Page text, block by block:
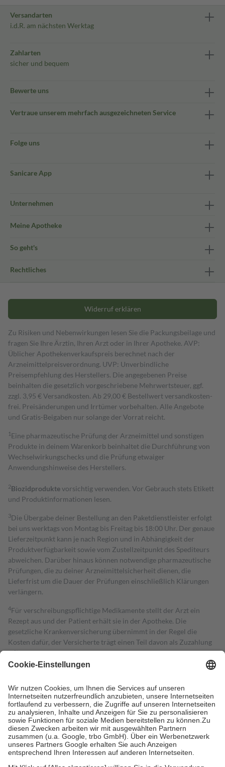
Versandarten
i.d.R. am nächsten Werktag
Zahlarten
sicher und bequem
Bewerte uns
Vertraue unserem mehrfach ausgezeichneten Service
Folge uns
Sanicare App
Unternehmen
Meine Apotheke
So geht's
Rechtliches
Widerruf erklären
Zu Risiken und Nebenwirkungen lesen Sie die Packungsbeilage und
fragen Sie Ihre Ärztin, Ihren Arzt oder in Ihrer Apotheke. AVP:
Üblicher Apothekenverkaufspreis berechnet nach der
Arzneimittelpreisverordnung. UVP: Unverbindliche
Preisempfehlung des Herstellers. Die angegebenen Preise
beinhalten die gesetzlich vorgeschriebene Mehrwertsteuer, ggf.
zzgl. 3,95 € Versandkosten. Ab 29,00 € Bestell­wert versand­kosten­
frei. Preisänderungen und Irrtümer vorbehalten. Alle Angebote
und Gratis-Beigaben nur solange der Vorrat reicht.
1 Eine pharmazeutische Prüfung der Arzneimittel und sonstigen
Produkte in deinem Warenkorb beinhaltet die Durchführung von
Wechselwirkungschecks und die Prüfung etwaiger
Anwendungshinweise des Herstellers.
2Biozidproduktevorsichtig verwenden. Vor Gebrauch stets Etikett
und Produktinformationen lesen.
3Die Übergabe deiner Bestellung an den Paketdienstleister erfolgt
bei uns werktags von Montag bis Freitag bis 18:00 Uhr. Der genaue
Lieferzeitpunkt kann je nach Region und in Abhängigkeit der
Produktverfügbarkeit sowie vom Zustellzeitpunkt des Spediteurs
abweichen. Darüber hinaus können notwendige pharmazeutische
Prüfungen, die zu deiner Arzneimittelsicherheit dienen, die
Lieferfrist um die Dauer der Prüfungen einschließlich Klärungen
verlängern.
4Für verschreibungspflichtige Medikamente stellt der Arzt ein
Rezept aus und der Patient erhält sie in der Apotheke. Die
gesetzliche Krankenversicherung übernimmt in der Regel die
Kosten dafür, der Versicherte trägt einen Teil davon als Zuzahlung
mit.
Grundsätzlich leisten Mitglieder Zuzahlungen in Höhe von zehn
höchstens zehn Euro.
Es sind jedoch nie mehr als die tatsächlichen
Kosten der Leistung zu entrichten.
Diese Regeln gelten grundsätzlich auch für Online-Apotheken.
Bei Heilmitteln und häuslicher Krankenpflege beträgt die
Zuzahlung zehn Prozent der Kosten sowie zehn Euro je
Verordnung.
Um das Engagement der Versicherten für ihre eigene Gesundheit zu
stärken und die besondere Stellung der Familie zu unterstützen,